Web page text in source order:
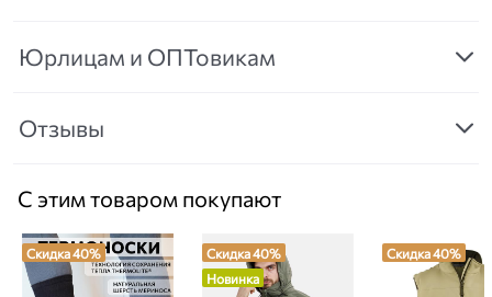
Юрлицам и ОПТовикам
Отзывы
С этим товаром покупают
Скидка 40%
Скидка 40%
Новинка
Скидка 40%